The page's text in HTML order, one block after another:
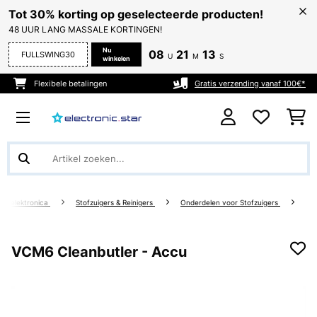
Tot 30% korting op geselecteerde producten!
48 UUR LANG MASSALE KORTINGEN!
FULLSWING30
Nu
winkelen
08 U 21 M 13 S
Flexibele betalingen Gratis verzending vanaf 100€*
Stofzuigers & Reinigers Onderdelen voor Stofzuigers
VCM6 Cleanbutler - Accu